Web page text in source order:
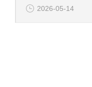
2026-05-14